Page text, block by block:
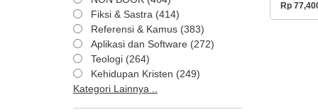
Fiksi & Sastra (414)
Referensi & Kamus (383)
Aplikasi dan Software (272)
Teologi (264)
Kehidupan Kristen (249)
Kategori Lainnya ..
Rp